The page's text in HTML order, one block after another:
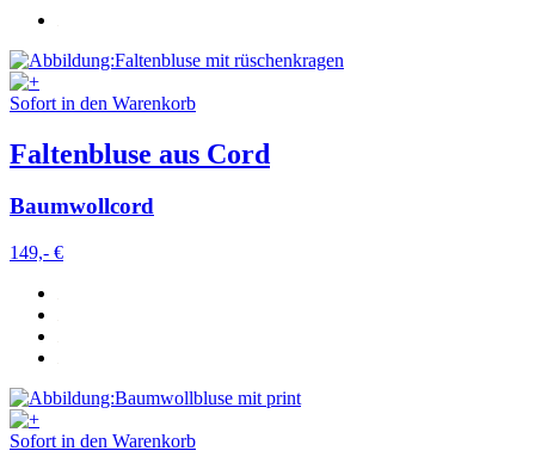
Sofort in den Warenkorb
Faltenbluse aus Cord
Baumwollcord
149,- €
Sofort in den Warenkorb